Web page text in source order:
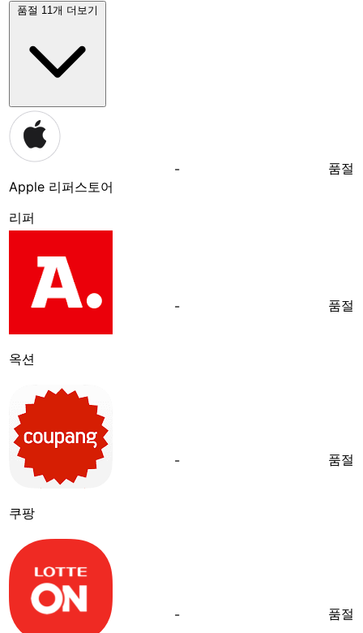
품절 11개 더보기
Apple 리퍼스토어
리퍼
- 품절
옥션
- 품절
쿠팡
- 품절
- 품절